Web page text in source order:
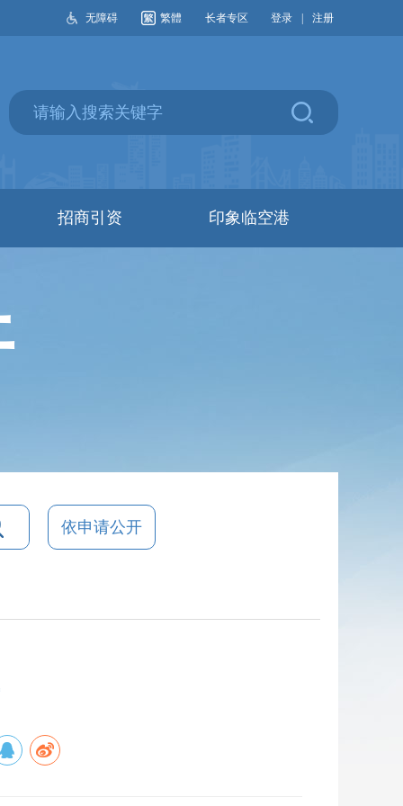
无障碍 繁體 长者专区 登录 注册
招商引资 印象临空港
依申请公开